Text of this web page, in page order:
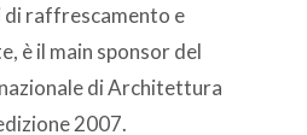
di raffrescamento e
è il main sponsor del
di Architettura
2007.